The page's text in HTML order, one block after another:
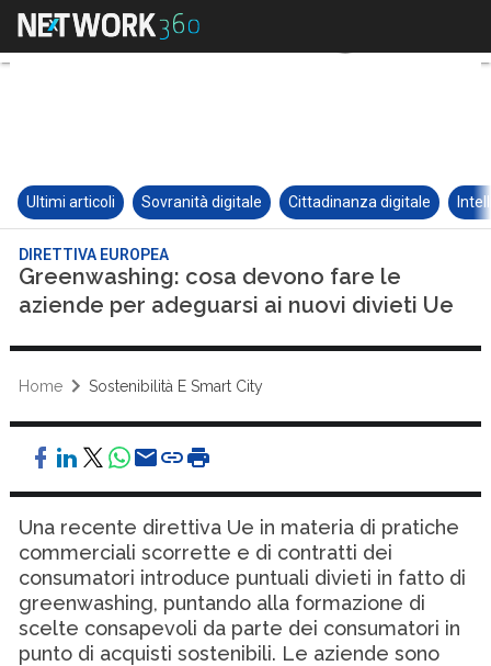
Ultimi articoli Sovranità digitale Cittadinanza digitale
DIRETTIVA EUROPEA
Greenwashing: cosa devono fare le
aziende per adeguarsi ai nuovi divieti Ue
Home Sostenibilità E Smart City
Una recente direttiva Ue in materia di pratiche
commerciali scorrette e di contratti dei
consumatori introduce puntuali divieti in fatto di
greenwashing, puntando alla formazione di
scelte consapevoli da parte dei consumatori in
punto di acquisti sostenibili. Le aziende sono